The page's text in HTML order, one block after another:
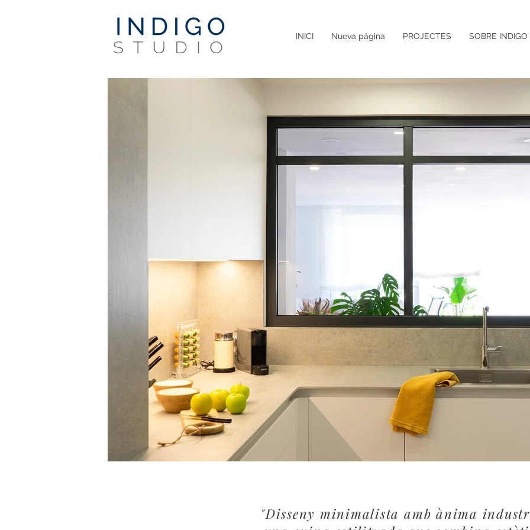
INICI Nueva página PROJECTES SOBRE INDIGO
"Disseny minimalista amb ànima